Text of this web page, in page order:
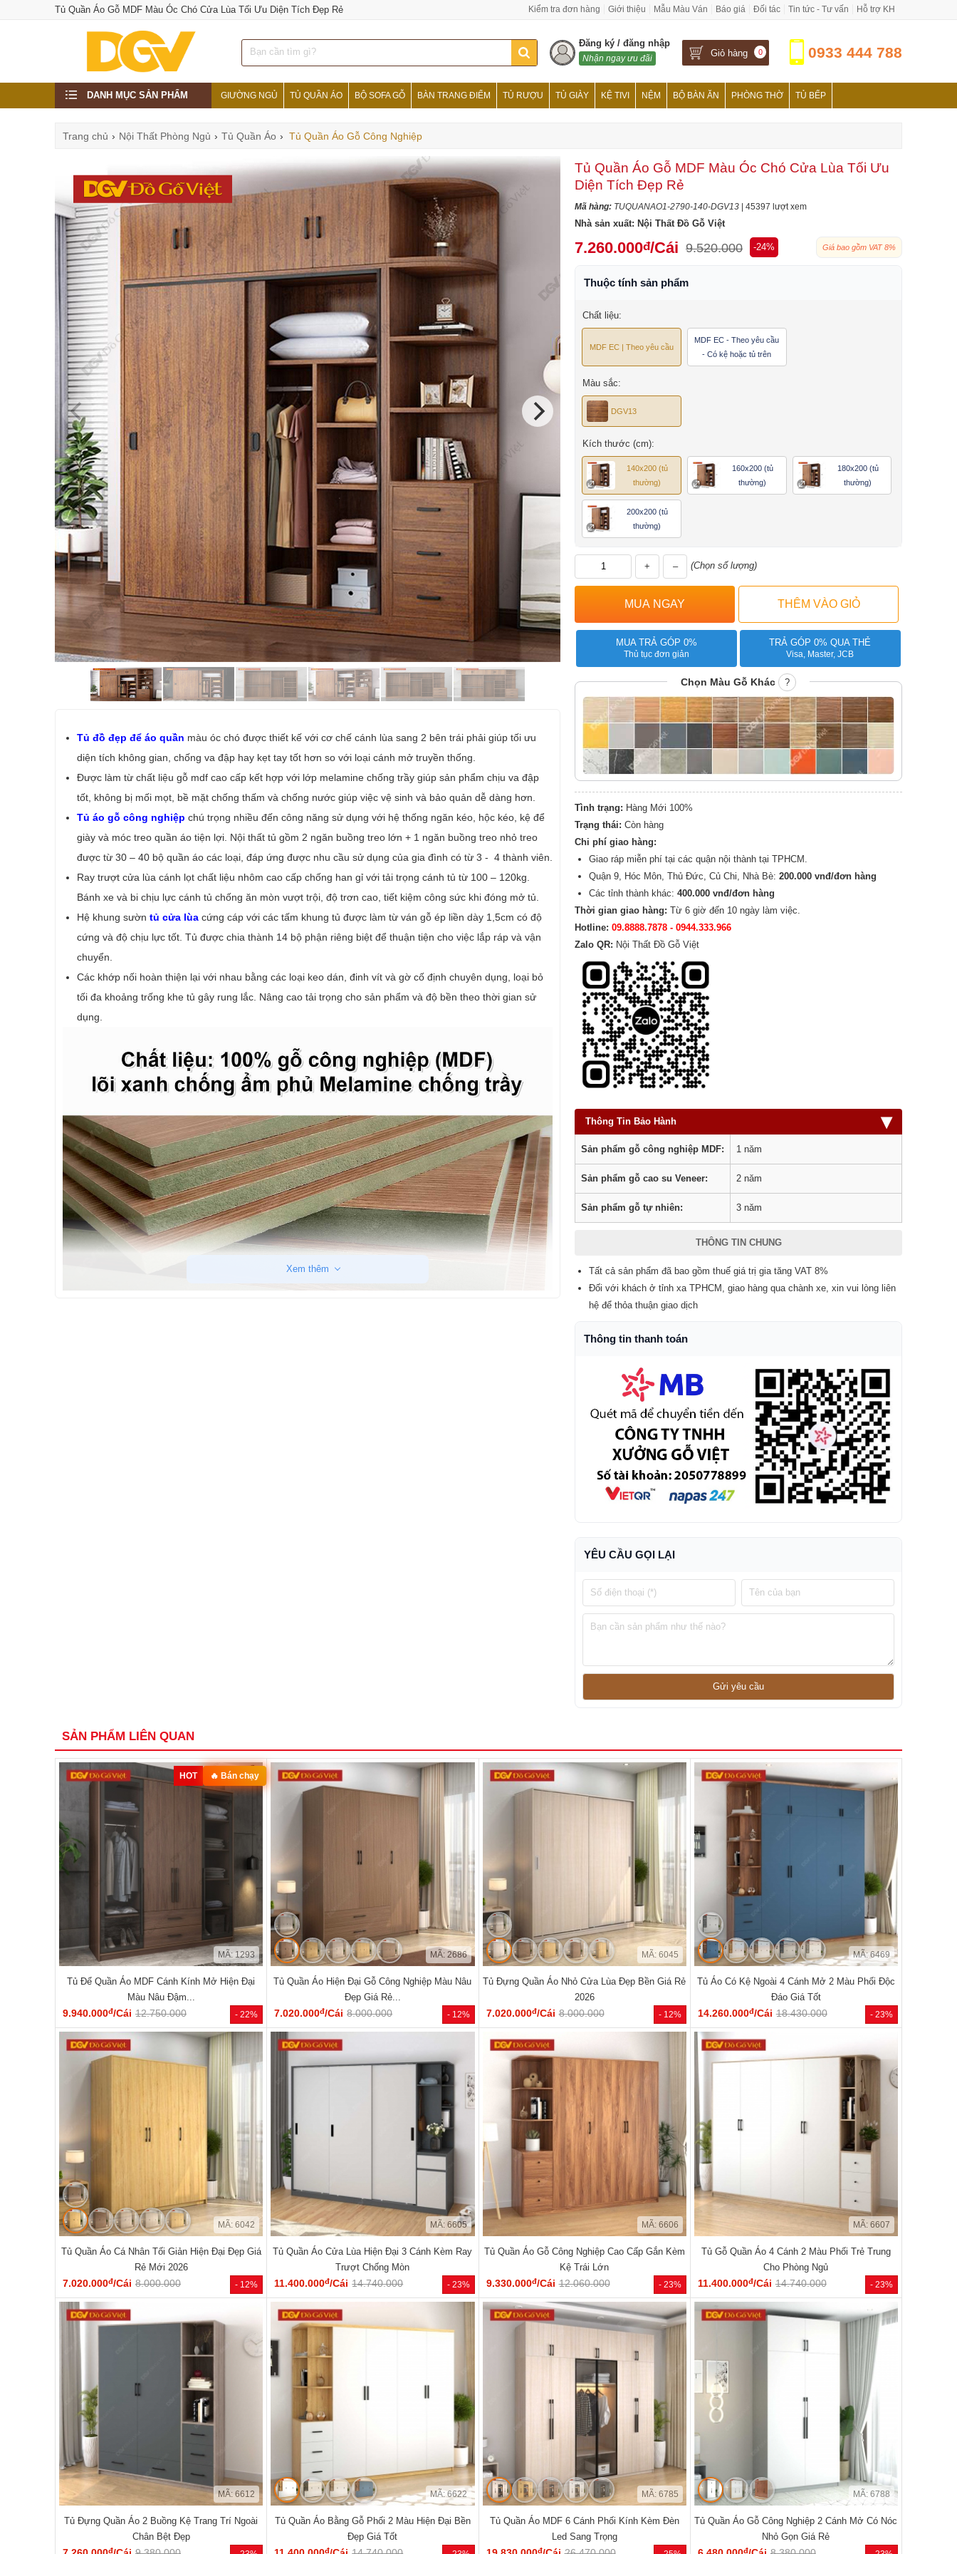
Tủ Quần Áo Gỗ MDF Màu Óc Chó Cửa Lùa Tối Ưu Diện Tích Đẹp Rẻ Kiểm tra đơn hàng Giới thiệu Mẫu Màu Ván Báo giá Đối tác Tin tức - Tư vấn Hỗ trợ KH
Đăng ký / đăng nhập
Nhận ngay ưu đãi Giỏ hàng 0 0933 444 788
DANH MỤC SẢN PHẨM GIƯỜNG NGỦ TỦ QUẦN ÁO BỘ SOFA GỖ BÀN TRANG ĐIỂM TỦ RƯỢU TỦ GIÀY KỆ TIVI NỆM BỘ BÀN ĂN PHÒNG THỜ TỦ BẾP
Trang chủ › Nội Thất Phòng Ngủ › Tủ Quần Áo › Tủ Quần Áo Gỗ Công Nghiệp
Tủ đồ đẹp để áo quần màu óc chó được thiết kế với cơ chế cánh lùa sang 2 bên trái phải giúp tối ưu
diện tích không gian, chống va đập hay kẹt tay tốt hơn so với loại cánh mở truyền thống.
Được làm từ chất liệu gỗ mdf cao cấp kết hợp với lớp melamine chống trầy giúp sản phẩm chịu va đập
tốt, không bị mối mọt, bề mặt chống thấm và chống nước giúp việc vệ sinh và bảo quản dễ dàng hơn.
Tủ áo gỗ công nghiệp chú trọng nhiều đến công năng sử dụng với hệ thống ngăn kéo, hộc kéo, kệ để
giày và móc treo quần áo tiện lợi. Nội thất tủ gồm 2 ngăn buồng treo lớn + 1 ngăn buồng treo nhỏ treo
được từ 30 – 40 bộ quần áo các loại, đáp ứng được nhu cầu sử dụng của gia đình có từ 3 - 4 thành viên.
Ray trượt cửa lùa cánh lọt chất liệu nhôm cao cấp chống han gỉ với tải trọng cánh tủ từ 100 – 120kg.
Bánh xe và bi chịu lực cánh tủ chống ăn mòn vượt trội, độ trơn cao, tiết kiệm công sức khi đóng mở tủ.
Hệ khung sườn tủ cửa lùa cứng cáp với các tấm khung tủ được làm từ ván gỗ ép liền dày 1,5cm có độ
cứng và độ chịu lực tốt. Tủ được chia thành 14 bộ phận riêng biệt để thuận tiện cho việc lắp ráp và vận
chuyển.
Các khớp nối hoàn thiện lại với nhau bằng các loại keo dán, đinh vít và gờ cố định chuyên dụng, loại bỏ
tối đa khoảng trống khe tủ gây rung lắc. Nâng cao tải trọng cho sản phẩm và độ bền theo thời gian sử
dụng.
Xem thêm
Tủ Quần Áo Gỗ MDF Màu Óc Chó Cửa Lùa Tối Ưu
Diện Tích Đẹp Rẻ
Mã hàng: TUQUANAO1-2790-140-DGV13 | 45397 lượt xem
Nhà sản xuất: Nội Thất Đồ Gỗ Việt
7.260.000đ/Cái 9.520.000 -24% Giá bao gồm VAT 8%
Thuộc tính sản phẩm
Chất liệu:
MDF EC | Theo yêu cầu
MDF EC - Theo yêu cầu
- Có kệ hoặc tủ trên
Màu sắc:
DGV13
Kích thước (cm):
140x200 (tủ
thường)
160x200 (tủ
thường)
180x200 (tủ
thường)
200x200 (tủ
thường)
+ – (Chọn số lượng)
MUA TRẢ GÓP 0%
Thủ tục đơn giản
TRẢ GÓP 0% QUA THẺ
Visa, Master, JCB
Chọn Màu Gỗ Khác ?
Tình trạng: Hàng Mới 100%
Trạng thái: Còn hàng
Chi phí giao hàng:
Giao ráp miễn phí tại các quận nội thành tại TPHCM.
Quận 9, Hóc Môn, Thủ Đức, Củ Chi, Nhà Bè: 200.000 vnđ/đơn hàng
Các tỉnh thành khác: 400.000 vnđ/đơn hàng
Thời gian giao hàng: Từ 6 giờ đến 10 ngày làm việc.
Hotline: 09.8888.7878 - 0944.333.966
Zalo QR: Nội Thất Đồ Gỗ Việt
Thông Tin Bảo Hành ▾
Sản phẩm gỗ công nghiệp MDF: 1 năm
Sản phẩm gỗ cao su Veneer: 2 năm
Sản phẩm gỗ tự nhiên: 3 năm
THÔNG TIN CHUNG
Tất cả sản phẩm đã bao gồm thuế giá trị gia tăng VAT 8%
Đối với khách ở tỉnh xa TPHCM, giao hàng qua chành xe, xin vui lòng liên
hệ để thỏa thuận giao dịch
Thông tin thanh toán
YÊU CẦU GỌI LẠI
SẢN PHẨM LIÊN QUAN
- 22%
HOT 🔥 Bán chạy
MÃ: 1293
Tủ Để Quần Áo MDF Cánh Kính Mở Hiện Đại
Màu Nâu Đậm...
9.940.000đ/Cái 12.750.000 - 12%
MÃ: 2686
Tủ Quần Áo Hiện Đại Gỗ Công Nghiệp Màu Nâu
Đẹp Giá Rẻ...
7.020.000đ/Cái 8.000.000 - 12%
MÃ: 6045
Tủ Đựng Quần Áo Nhỏ Cửa Lùa Đẹp Bền Giá Rẻ
2026
7.020.000đ/Cái 8.000.000 - 23%
MÃ: 6469
Tủ Áo Có Kệ Ngoài 4 Cánh Mở 2 Màu Phối Độc
Đáo Giá Tốt
14.260.000đ/Cái 18.430.000
- 12%
MÃ: 6042
Tủ Quần Áo Cá Nhân Tối Giản Hiện Đại Đẹp Giá
Rẻ Mới 2026
7.020.000đ/Cái 8.000.000 - 23%
MÃ: 6605
Tủ Quần Áo Cửa Lùa Hiện Đại 3 Cánh Kèm Ray
Trượt Chống Mòn
11.400.000đ/Cái 14.740.000 - 23%
MÃ: 6606
Tủ Quần Áo Gỗ Công Nghiệp Cao Cấp Gắn Kèm
Kệ Trái Lớn
9.330.000đ/Cái 12.060.000 - 23%
MÃ: 6607
Tủ Gỗ Quần Áo 4 Cánh 2 Màu Phối Trẻ Trung
Cho Phòng Ngủ
11.400.000đ/Cái 14.740.000
MÃ: 6612
Tủ Đựng Quần Áo 2 Buồng Kệ Trang Trí Ngoài
Chân Bệt Đẹp
đ
MÃ: 6622
Tủ Quần Áo Bằng Gỗ Phối 2 Màu Hiện Đại Bền
Đẹp Giá Tốt
đ
MÃ: 6785
Tủ Quần Áo MDF 6 Cánh Phối Kính Kèm Đèn
Led Sang Trọng
đ
MÃ: 6788
Tủ Quần Áo Gỗ Công Nghiệp 2 Cánh Mở Có Nóc
Nhỏ Gọn Giá Rẻ
đ